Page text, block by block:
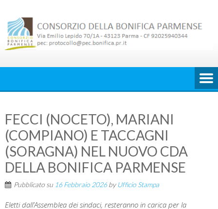
content
FECCI (NOCETO), MARIANI
(COMPIANO) E TACCAGNI
(SORAGNA) NEL NUOVO CDA
DELLA BONIFICA PARMENSE
Pubblicato su 16 Febbraio 2026by Ufficio Stampa
Eletti dall’Assemblea dei sindaci, resteranno in carica per la